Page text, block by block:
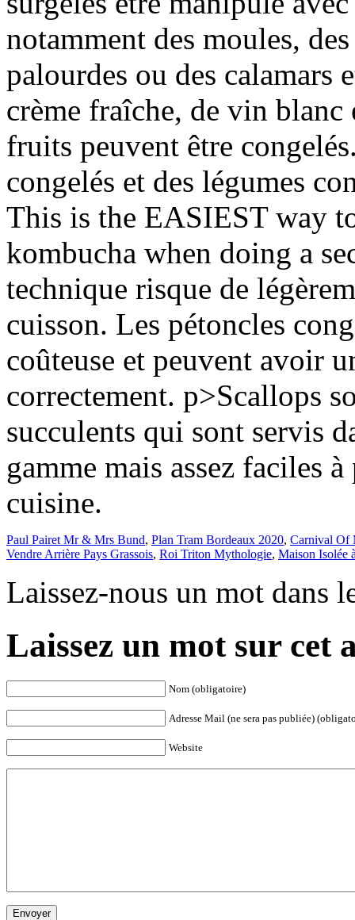
notamment des moules,
palourdes ou des calamars
crème fraîche, de vin blanc
fruits peuvent être
congelés et des légumes
This is the EASIEST way
kombucha when doing a
technique risque de
cuisson. Les pétoncles
coûteuse et peuvent avoir
correctement. p>Scallops
succulents qui sont servis
gamme mais assez faciles
cuisine.
Paul Pairet Mr & Mrs Bund, Plan Tram Bordeaux 2020, Carnival Of
Vendre Arrière Pays Grassois, Roi Triton Mythologie, Maison Isolée
Laissez-nous un mot dans
Laissez un mot sur cet
Nom (obligatoire)
Adresse Mail (ne sera pas publiée)
Website
Envoyer